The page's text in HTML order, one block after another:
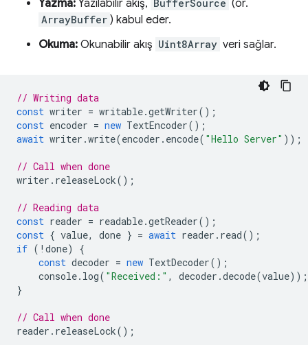
Yazma: Yazılabilir akış, BufferSource (ör.
ArrayBuffer ) kabul eder.
Okuma: Okunabilir akış Uint8Array veri sağlar.
// Writing data
const writer = writable.getWriter();
const encoder = new TextEncoder();
await writer .write(encoder . encode( "Hello Server" ));
// Call when done
writer . releaseLock();
// Reading data
const reader = readable.getReader();
const { value, done } = await reader . read();
if ( ! done)
{
const decoder = new TextDecoder();
console. log( "Received:" , decoder .decode(value));
}
// Call when done
reader . releaseLock();